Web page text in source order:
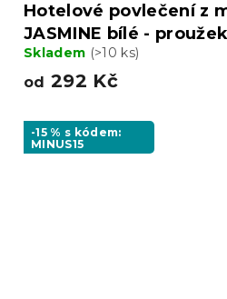
Hotelové povlečení z
JASMINE bílé -
Skladem (>10 ks)
od 292 Kč
-15 % s kódem:
MINUS15